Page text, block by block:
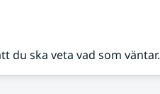
du ska veta vad som väntar.